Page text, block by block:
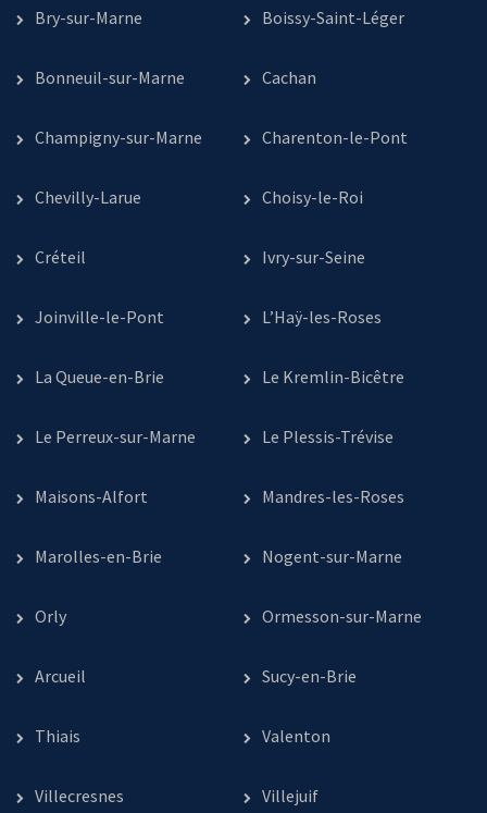
Bry-sur-Marne Boissy-Saint-Léger
Bonneuil-sur-Marne Cachan
Champigny-sur-Marne Charenton-le-Pont
Chevilly-Larue Choisy-le-Roi
Créteil Ivry-sur-Seine
Joinville-le-Pont L’Haÿ-les-Roses
La Queue-en-Brie Le Kremlin-Bicêtre
Le Perreux-sur-Marne Le Plessis-Trévise
Maisons-Alfort Mandres-les-Roses
Marolles-en-Brie Nogent-sur-Marne
Orly Ormesson-sur-Marne
Arcueil Sucy-en-Brie
Thiais Valenton
Villecresnes Villejuif